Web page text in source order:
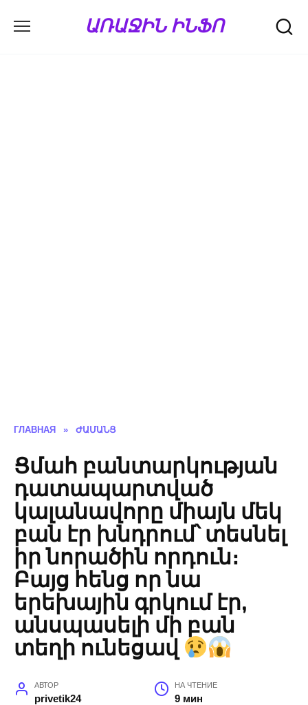
ԱՌԱՋԻՆ ԻՆՖՈ
ГЛАВНАЯ » ԺԱՄԱՆՑ
Ցմահ բանտարկության
դատապարտված
կալանավորը միայն մեկ
բան էր խնդրում՝ տեսնել
իր նորածին որդուն։
Բայց հենց որ նա
երեխային գրկում էր,
անսպասելի մի բան
տեղի ունեցավ
АВТОР
privetik24
НА ЧТЕНИЕ
9 мин